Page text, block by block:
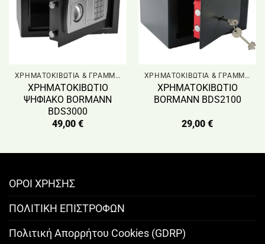
ΧΡΗΜΑΤΟΚΙΒΩΤΙΑ & ΓΡΑΜΜΑΤΟΚΙΒΩΤΙΑ
ΧΡΗΜΑΤΟΚΙΒΩΤΙΟ
ΨHΦΙΑΚΟ BORMANN
BDS3000
49,00 €
ΧΡΗΜΑΤΟΚΙΒΩΤΙΑ & ΓΡΑΜΜΑΤΟΚΙΒΩΤΙΑ
ΧΡΗΜΑΤΟΚΙΒΩΤΙΟ
BORMANN BDS2100
29,00 €
ΟΡΟΙ ΧΡΗΣΗΣ
ΠΟΛΙΤΙΚΗ ΕΠΙΣΤΡΟΦΩΝ
Πολιτική Απορρήτου Cookies (GDRP)